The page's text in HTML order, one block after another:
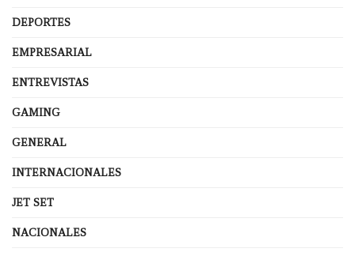
DEPORTES
EMPRESARIAL
ENTREVISTAS
GAMING
GENERAL
INTERNACIONALES
JET SET
NACIONALES